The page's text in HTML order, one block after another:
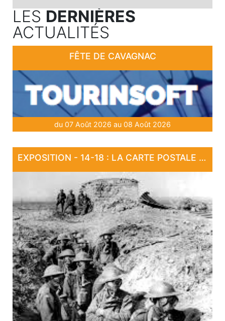
LES DERNIÈRES
ACTUALITÉS
FÊTE DE CAVAGNAC
du 07 Août 2026 au 08 Août 2026
EXPOSITION - 14-18 : LA CARTE POSTALE EN GUERRE